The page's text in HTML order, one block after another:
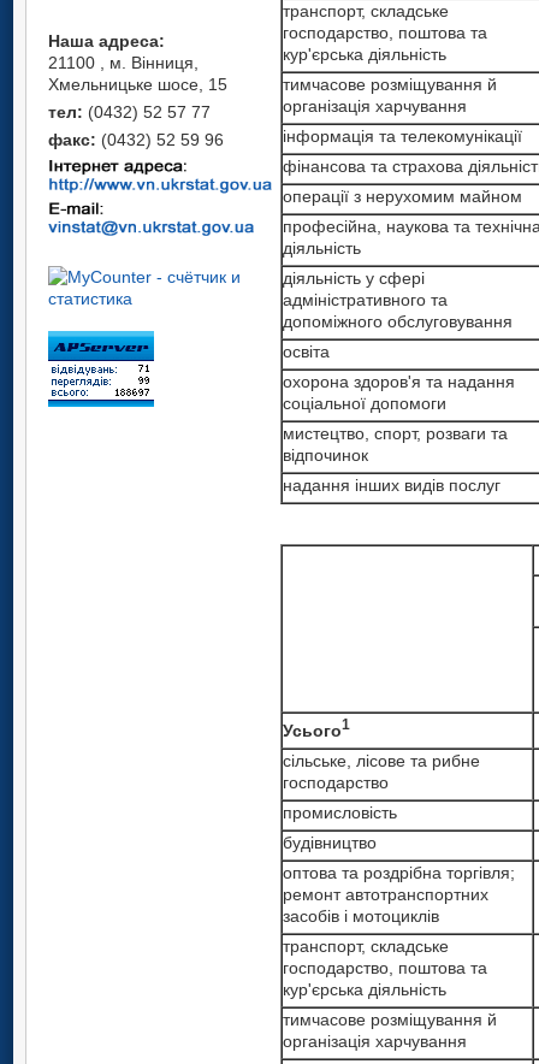
Наша адреса:
21100 , м. Вінниця,
Хмельницьке шосе, 15
тел: (0432) 52 57 77
факс: (0432) 52 59 96
транспорт, складське
господарство, поштова та
кур'єрська діяльність
тимчасове розміщування й
організація харчування
інформація та телекомунікації
фінансова та страхова
операції з нерухомим майном
професійна, наукова та
діяльність
діяльність у сфері
адміністративного та
допоміжного обслуговування
освіта
охорона здоров'я та надання
соціальної допомоги
мистецтво, спорт, розваги та
відпочинок
надання інших видів послуг
Усього1
сільське, лісове та рибне
господарство
промисловість
будівництво
оптова та роздрібна торгівля;
ремонт автотранспортних
засобів і мотоциклів
транспорт, складське
господарство, поштова та
кур'єрська діяльність
тимчасове розміщування й
організація харчування